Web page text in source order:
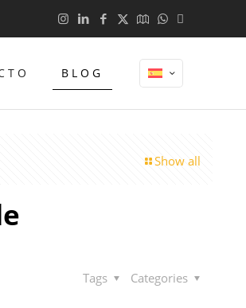
BLOG
Show all
Categories
Tags